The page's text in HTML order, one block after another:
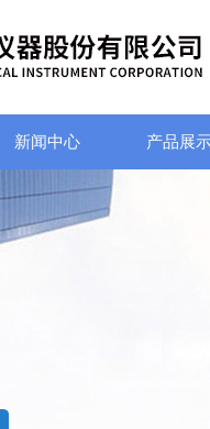
新闻中心 产品展